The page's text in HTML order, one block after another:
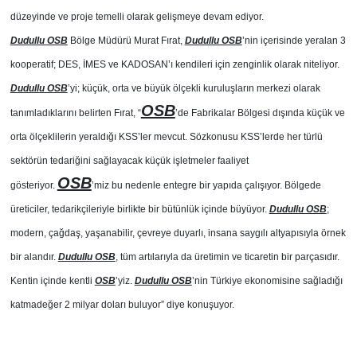
düzeyinde ve proje temelli olarak gelişmeye devam ediyor.
Dudullu OSBBölge Müdürü Murat Fırat, Dudullu OSB’nin içerisinde yeralan 3
kooperatif; DES, İMES ve KADOSAN’ı kendileri için zenginlik olarak niteliyor.
Dudullu OSB’yi; küçük, orta ve büyük ölçekli kuruluşların merkezi olarak
tanımladıklarını belirten Fırat, “OSB’de Fabrikalar Bölgesi dışında küçük ve
orta ölçeklilerin yeraldığı KSS’ler mevcut. Sözkonusu KSS’lerde her türlü
sektörün tedariğini sağlayacak küçük işletmeler faaliyet
gösteriyor. OSB’miz bu nedenle entegre bir yapıda çalışıyor. Bölgede
üreticiler, tedarikçileriyle birlikte bir bütünlük içinde büyüyor. Dudullu OSB;
modern, çağdaş, yaşanabilir, çevreye duyarlı, insana saygılı altyapısıyla örnek
bir alandır. Dudullu OSB, tüm artılarıyla da üretimin ve ticaretin bir parçasıdır.
Kentin içinde kentli OSB’yiz. Dudullu OSB’nin Türkiye ekonomisine sağladığı
katmadeğer 2 milyar doları buluyor” diye konuşuyor.